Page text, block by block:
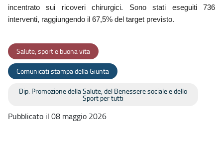
incentrato sui ricoveri chirurgici. Sono stati eseguiti 736
interventi, raggiungendo il 67,5% del target previsto.
Salute, sport e buona vita
Comunicati stampa della Giunta
Dip. Promozione della Salute, del Benessere sociale e dello
Sport per tutti
Pubblicato il 08 maggio 2026